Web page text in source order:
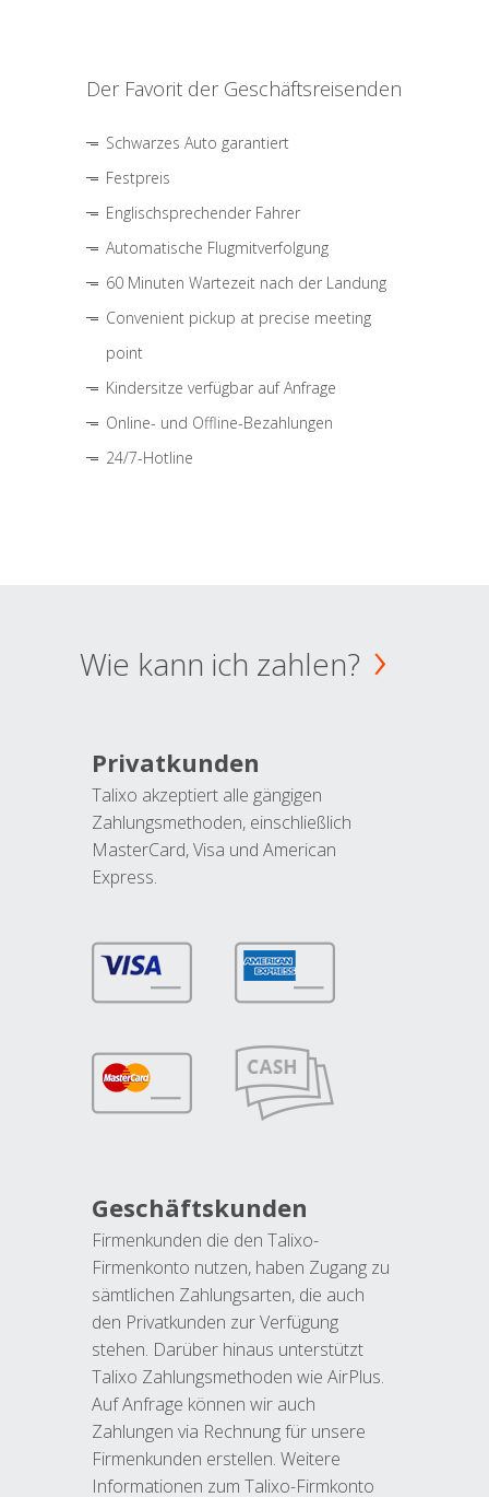
Der Favorit der Geschäftsreisenden
Schwarzes Auto garantiert
Festpreis
Englischsprechender Fahrer
Automatische Flugmitverfolgung
60 Minuten Wartezeit nach der Landung
Convenient pickup at precise meeting
point
Kindersitze verfügbar auf Anfrage
Online- und Offline-Bezahlungen
24/7-Hotline
Wie kann ich zahlen?
Privatkunden
Talixo akzeptiert alle gängigen
Zahlungsmethoden, einschließlich
MasterCard, Visa und American
Express.
Geschäftskunden
Firmenkunden die den Talixo-
Firmenkonto nutzen, haben Zugang zu
sämtlichen Zahlungsarten, die auch
den Privatkunden zur Verfügung
stehen. Darüber hinaus unterstützt
Talixo Zahlungsmethoden wie AirPlus.
Auf Anfrage können wir auch
Zahlungen via Rechnung für unsere
Firmenkunden erstellen. Weitere
Informationen zum Talixo-Firmkonto